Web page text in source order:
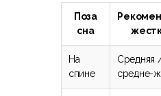
Поза
сна
На
спине
Средняя
средне-